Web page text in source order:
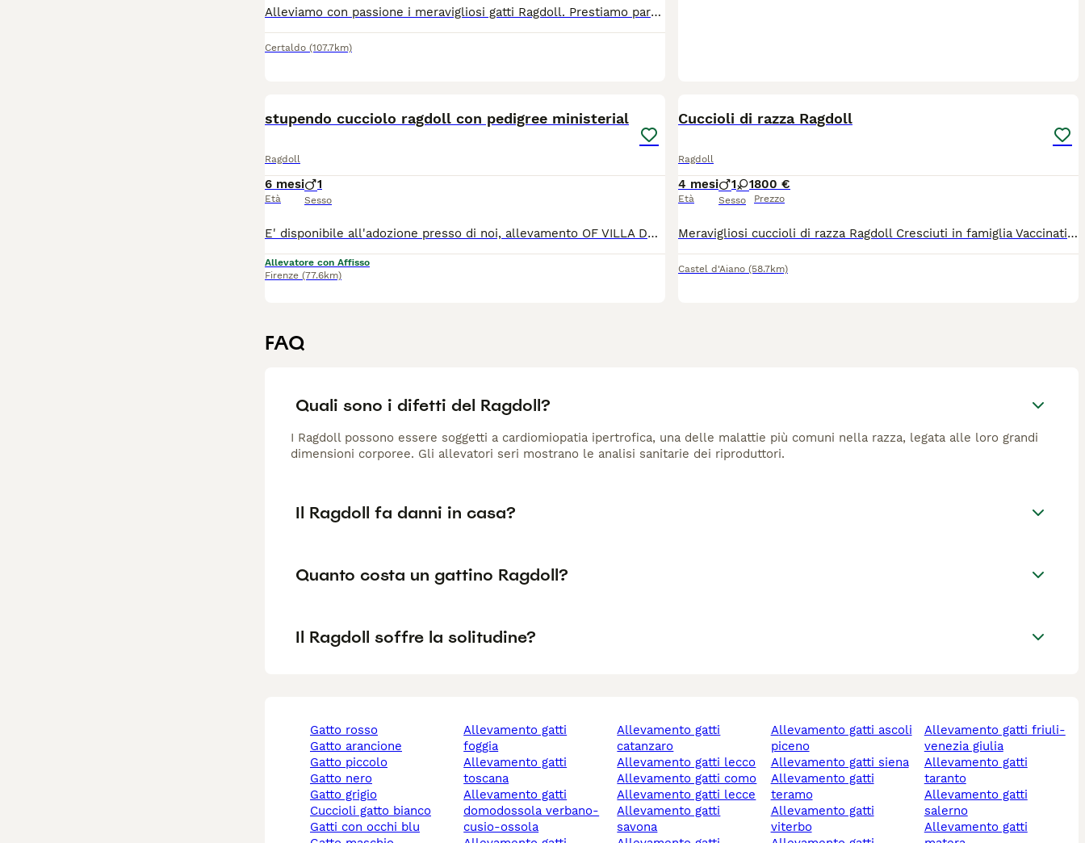
Alleviamo con passione i meravigliosi gatti Ragdoll. Prestiamo particolare attenzione alla socializzazione dei cuccioli e degli adulti e al loro benessere psicofico. I nostri Ragdoll hanno il temperamento dolce e fiducioso tipico della razza. I cuccioli verranno ceduti con pedigree ministeriale, libretto sanitario, vaccinazioni, test genetici dei genitori e felv fiv negativi Se cerchi un cucciolo speciale contattaci Allevamento Legendoll Toscana
Certaldo (107.7km)
stupendo cucciolo ragdoll con pedigree ministerial
Ragdoll
6 mesi
Età
1
Sesso
E' disponibile all'adozione presso di noi, allevamento OF VILLA DESIRE RAGDOLLS bellissimo cucciolo con occhi come zaffiri, nel colore seal bicolore, è figlio di Grandi Campioni Internazionali. Il suo carattere è dolcissimo, affettuoso e interagisce sempre con noi umani, speciale e adorabile. Proviene da linee genetiche di grande qualità e puo' essere adottato. E' ceduto con pedigree ministeriale, libretto sanitario, sverminazioni e con vaccinazione pentavalente completa. I genitori sono testati per le piu' gravi malattie genetiche ed infettive quali, HCM, PKD, Fiv e FeLV e saranno rilasciate copie dei certificati ai nuovi proprietari. I cuccioli sono amati ed educati e socializzati al contatto umano, crescono nella nostra famiglia e potrà essere visibile presso di noi su appuntamento. Per altre info e foto pregasi prendere contatto w.app con noi.
Allevatore con Affisso
Firenze (77.6km)
Cuccioli di razza Ragdoll
Ragdoll
4 mesi
Età
1 1
Sesso
800 €
Prezzo
Meravigliosi cuccioli di razza Ragdoll Cresciuti in famiglia Vaccinati Sverminati Con microchip Eseguito trattamento antiparassitario Pedigree ANDI certificato genealogico
Castel d'Aiano (58.7km)
FAQ
Quali sono i difetti del Ragdoll?
I Ragdoll possono essere soggetti a cardiomiopatia ipertrofica, una delle malattie più comuni nella razza, legata alle loro grandi
dimensioni corporee. Gli allevatori seri mostrano le analisi sanitarie dei riproduttori.
Il Ragdoll fa danni in casa?
Quanto costa un gattino Ragdoll?
Il Ragdoll soffre la solitudine?
gatto rosso
gatto arancione
gatto piccolo
gatto nero
gatto grigio
cuccioli gatto bianco
gatti con occhi blu
allevamento gatti
foggia
allevamento gatti
toscana
allevamento gatti
domodossola verbano-
cusio-ossola
allevamento gatti
catanzaro
allevamento gatti lecco
allevamento gatti como
allevamento gatti lecce
allevamento gatti
savona
allevamento gatti ascoli
piceno
allevamento gatti siena
allevamento gatti
teramo
allevamento gatti
viterbo
allevamento gatti friuli-
venezia giulia
allevamento gatti
taranto
allevamento gatti
salerno
allevamento gatti